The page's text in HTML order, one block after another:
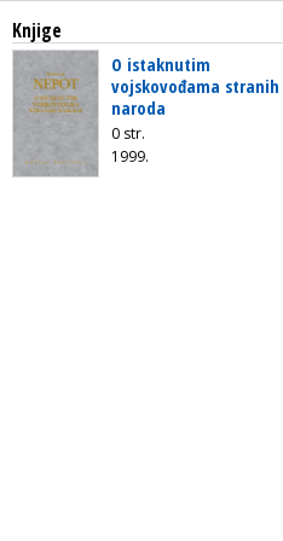
Knjige
O istaknutim
vojskovođama stranih
naroda
0 str.
1999.